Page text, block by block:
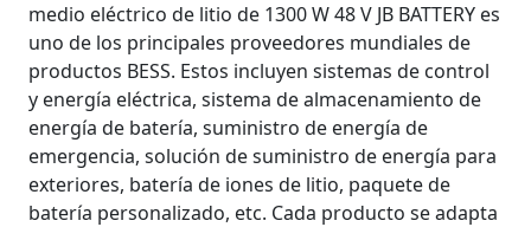
medio eléctrico de litio de 1300 W 48 V JB BATTERY es
uno de los principales proveedores mundiales de
productos BESS. Estos incluyen sistemas de control
y energía eléctrica, sistema de almacenamiento de
energía de batería, suministro de energía de
emergencia, solución de suministro de energía para
exteriores, batería de iones de litio, paquete de
batería personalizado, etc. Cada producto se adapta